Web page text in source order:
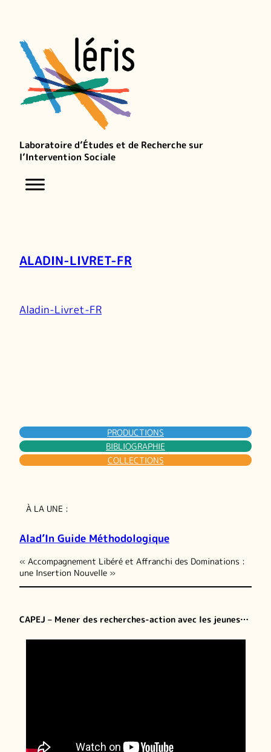
Laboratoire d’Études et de Recherche sur
l’Intervention Sociale
ALADIN-LIVRET-FR
Aladin-Livret-FR
PRODUCTIONS
BIBLIOGRAPHIE
COLLECTIONS
À LA UNE :
Alad’In Guide Méthodologique
« Accompagnement Libéré et Affranchi des Dominations :
une Insertion Nouvelle »
CAPEJ – Mener des recherches-action avec les jeunes…